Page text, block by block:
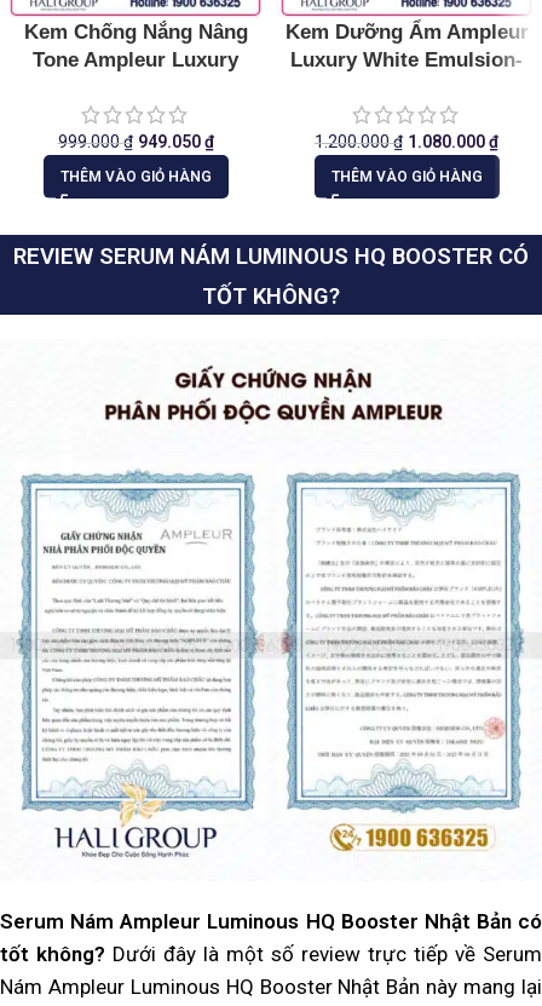
Kem Chống Nắng Nâng
Tone Ampleur Luxury
Up
999.000₫ 949.050₫
THÊM VÀO GIỎ HÀNG
Kem Dưỡng Ẩm Ampleur
Luxury White Emulsion-
1.200.000₫ 1.080.000₫
THÊM VÀO GIỎ HÀNG
REVIEW SERUM NÁM LUMINOUS HQ BOOSTER CÓ
TỐT KHÔNG?
Serum Nám Ampleur Luminous HQ Booster Nhật Bản có
tốt không? Dưới đây là một số review trực tiếp về Serum
Nám Ampleur Luminous HQ Booster Nhật Bản này mang lại